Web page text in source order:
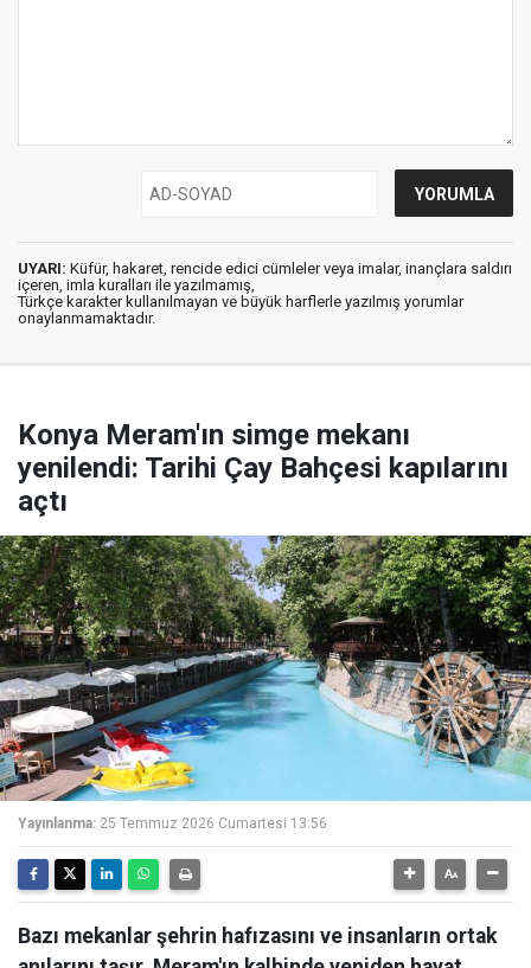
UYARI: Küfür, hakaret, rencide edici cümleler veya imalar, inançlara saldırı
içeren, imla kuralları ile yazılmamış,
Türkçe karakter kullanılmayan ve büyük harflerle yazılmış yorumlar
onaylanmamaktadır.
Konya Meram'ın simge mekanı
yenilendi: Tarihi Çay Bahçesi kapılarını
açtı
Yayınlanma: 25 Temmuz 2026 Cumartesi 13:56
Bazı mekanlar şehrin hafızasını ve insanların ortak